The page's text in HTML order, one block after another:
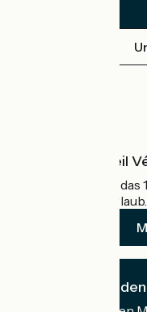
Was ist Accueil
Accueil Vélo ist
Radfahrer im Urlaub.
Ich abonniere